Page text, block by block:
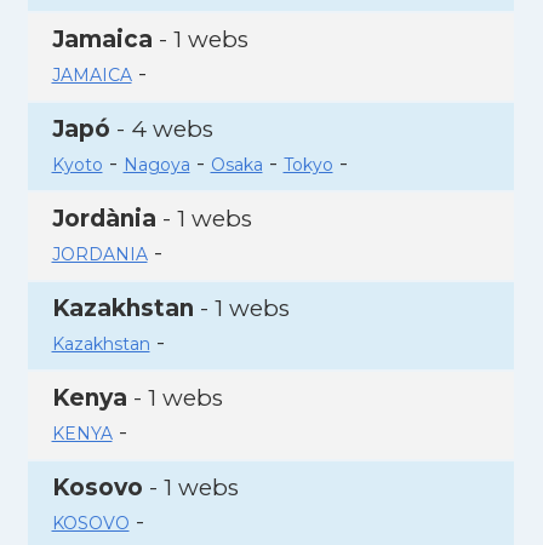
Jamaica - 1 webs
JAMAICA-
Japó - 4 webs
Kyoto - Nagoya - Osaka - Tokyo -
Jordània - 1 webs
JORDANIA-
Kazakhstan - 1 webs
Kazakhstan -
Kenya - 1 webs
KENYA-
Kosovo - 1 webs
KOSOVO -